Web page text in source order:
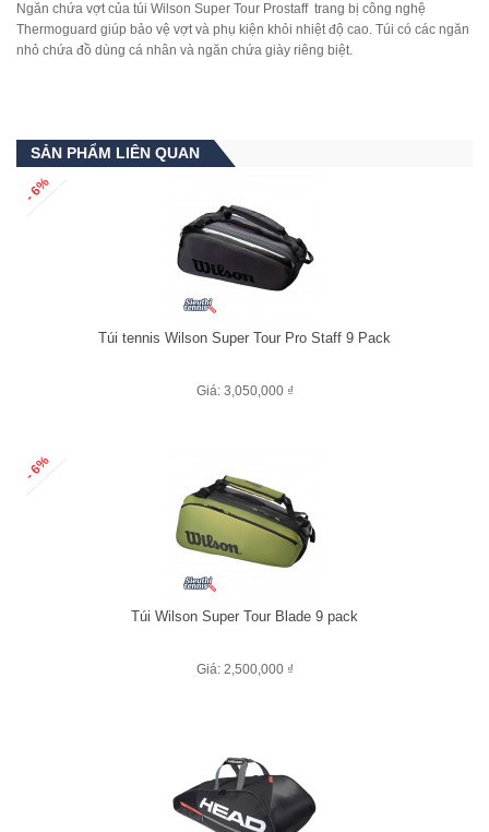
Ngăn chứa vợt của túi Wilson Super Tour Prostaff trang bị công nghệ
Thermoguard giúp bảo vệ vợt và phụ kiện khỏi nhiệt độ cao. Túi có các ngăn
nhỏ chứa đồ dùng cá nhân và ngăn chứa giày riêng biệt.
SẢN PHẨM LIÊN QUAN
- 6%
Túi tennis Wilson Super Tour Pro Staff 9 Pack
Giá: 3,050,000 ₫
- 6%
Túi Wilson Super Tour Blade 9 pack
Giá: 2,500,000 ₫